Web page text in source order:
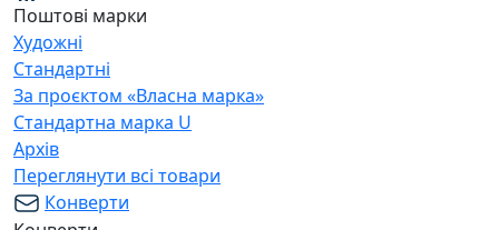
Поштові марки
Художні
Стандартні
За проєктом «Власна марка»
Стандартна марка U
Архів
Переглянути всі товари
Конверти